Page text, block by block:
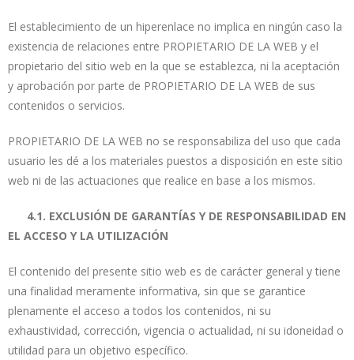
El establecimiento de un hiperenlace no implica en ningún caso la
existencia de relaciones entre PROPIETARIO DE LA WEB y el
propietario del sitio web en la que se establezca, ni la aceptación
y aprobación por parte de PROPIETARIO DE LA WEB de sus
contenidos o servicios.
PROPIETARIO DE LA WEB no se responsabiliza del uso que cada
usuario les dé a los materiales puestos a disposición en este sitio
web ni de las actuaciones que realice en base a los mismos.
4.1. EXCLUSIÓN DE GARANTÍAS Y DE RESPONSABILIDAD EN
EL ACCESO Y LA UTILIZACIÓN
El contenido del presente sitio web es de carácter general y tiene
una finalidad meramente informativa, sin que se garantice
plenamente el acceso a todos los contenidos, ni su
exhaustividad, corrección, vigencia o actualidad, ni su idoneidad o
utilidad para un objetivo específico.